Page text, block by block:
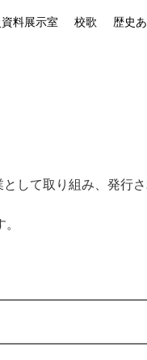
料展示室 校歌 歴史
して取り組み、発行さ